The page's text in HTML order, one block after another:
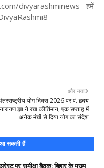
divyarashminews हमें
और नया
योग दिवस 2026 पर पं. हृदय
नारायण झा ने रचा कीर्तिमान, एक सप्ताह में
अनेक मंचों से दिया योग का संदेश
सकती हैं
पर समीक्षा बैठक: बिहार के मुख्य